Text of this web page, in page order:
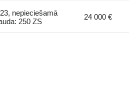
nepieciešamā
250 ZS
24 000 €